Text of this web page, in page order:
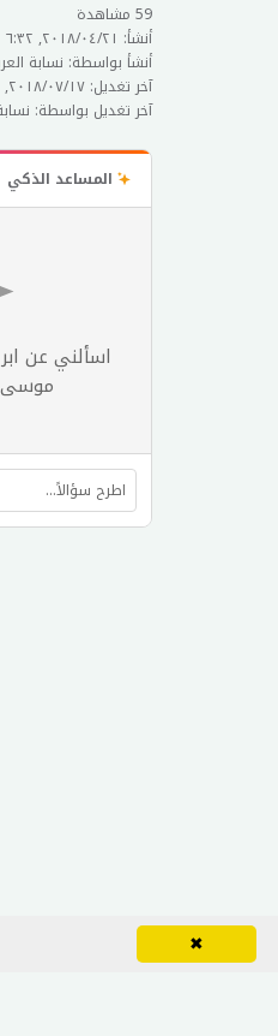
59 مشاهدة
أنشأ: ٢١‏/٠٤‏/٢٠١٨, ٦:٣٢ ص
أنشأ بواسطة: نسابة
آخر تغديل: ١٧‏/٠٧‏/٢٠١٨, ٤:٥٩ ص
آخر تغديل بواسطة:
المساعد الذكي
اسألني عن
موسى
✖